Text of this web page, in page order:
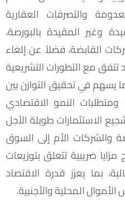
والتصرفات العقارية
وغير المقيدة بالبورصة،
القابضة، فضلاً عن إلغاء
مع التطورات التشريعية
يسهم في تحقيق التوازن بين
النمو الاقتصادي
الاستثمارات طويلة الأجل
والشركات الأم إلى السوق
ضريبية تتعلق بتوزيعات
بما يعزز قدرة الاقتصاد
المحلية والأجنبية.